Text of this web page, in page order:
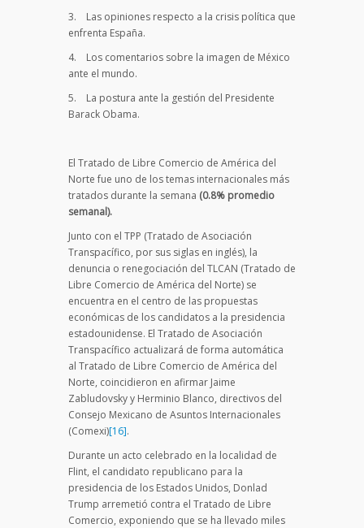
3. Las opiniones respecto a la crisis política que
enfrenta España.
4. Los comentarios sobre la imagen de México
ante el mundo.
5. La postura ante la gestión del Presidente
Barack Obama.
El Tratado de Libre Comercio de América del
Norte fue uno de los temas internacionales más
tratados durante la semana (0.8% promedio
semanal).
Junto con el TPP (Tratado de Asociación
Transpacífico, por sus siglas en inglés), la
denuncia o renegociación del TLCAN (Tratado de
Libre Comercio de América del Norte) se
encuentra en el centro de las propuestas
económicas de los candidatos a la presidencia
estadounidense. El Tratado de Asociación
Transpacífico actualizará de forma automática
al Tratado de Libre Comercio de América del
Norte, coincidieron en afirmar Jaime
Zabludovsky y Herminio Blanco, directivos del
Consejo Mexicano de Asuntos Internacionales
(Comexi)[16].
Durante un acto celebrado en la localidad de
Flint, el candidato republicano para la
presidencia de los Estados Unidos, Donlad
Trump arremetió contra el Tratado de Libre
Comercio, exponiendo que se ha llevado miles